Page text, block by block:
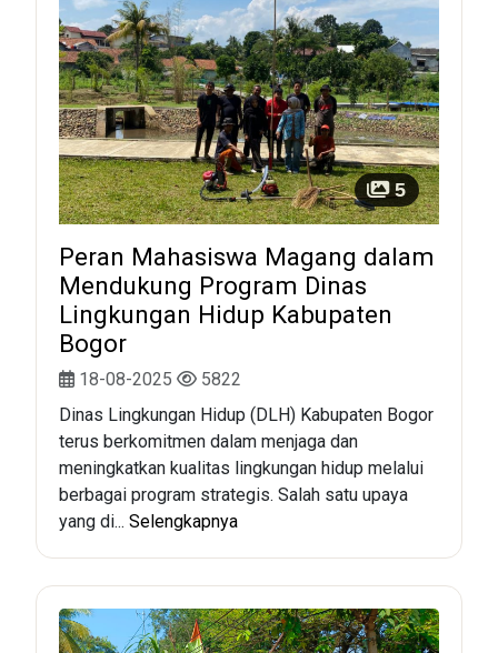
5
Peran Mahasiswa Magang dalam
Mendukung Program Dinas
Lingkungan Hidup Kabupaten
Bogor
18-08-2025
5822
Dinas Lingkungan Hidup (DLH) Kabupaten Bogor
terus berkomitmen dalam menjaga dan
meningkatkan kualitas lingkungan hidup melalui
berbagai program strategis. Salah satu upaya
yang di... Selengkapnya